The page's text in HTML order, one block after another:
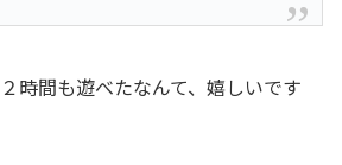
時間も遊べたなんて、嬉しいです